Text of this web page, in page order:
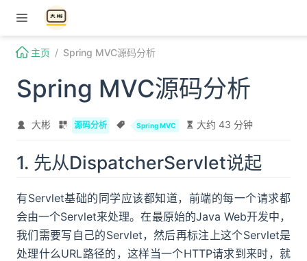
Skip to content
主页 Spring MVC源码分析
Spring MVC源码分析
大彬 源码分析 Spring MVC 大约 43 分钟
1. 先从DispatcherServlet说起
有Servlet基础的同学应该都知道，前端的每一个请求都
会由一个Servlet来处理。在最原始的Java Web开发中，
我们需要写自己的Servlet，然后再标注上这个Servlet是
处理什么URL路径的，这样当一个HTTP请求到来时，就